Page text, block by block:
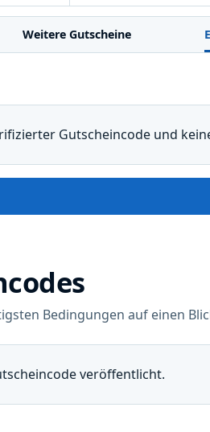
Weitere Gutscheine
Gutscheincode und
Bedingungen auf einen
veröffentlicht.